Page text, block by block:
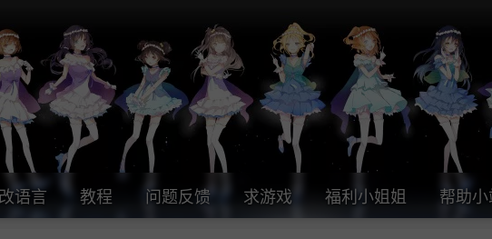
改语言 教程 问题反馈 求游戏 福利小姐姐 帮助